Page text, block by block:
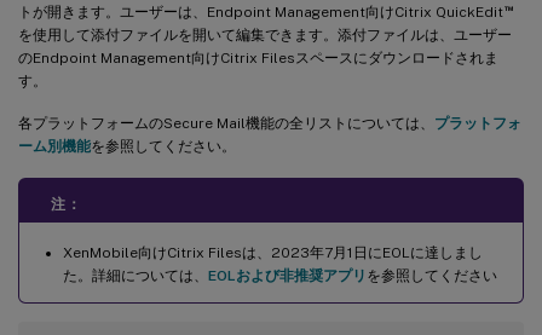
トが開きます。ユーザーは、Endpoint Management向けCitrix QuickEdit™
を使用して添付ファイルを開いて編集できます。添付ファイルは、ユーザー
のEndpoint Management向けCitrix Filesスペースにダウンロードされま
す。
各プラットフォームのSecure Mail機能の全リストについては、 プラットフォ
ーム別機能を参照してください。
注：
XenMobile向けCitrix Filesは、2023年7月1日にEOLに達しまし
た。詳細については、 EOLおよび非推奨アプリ を参照してください